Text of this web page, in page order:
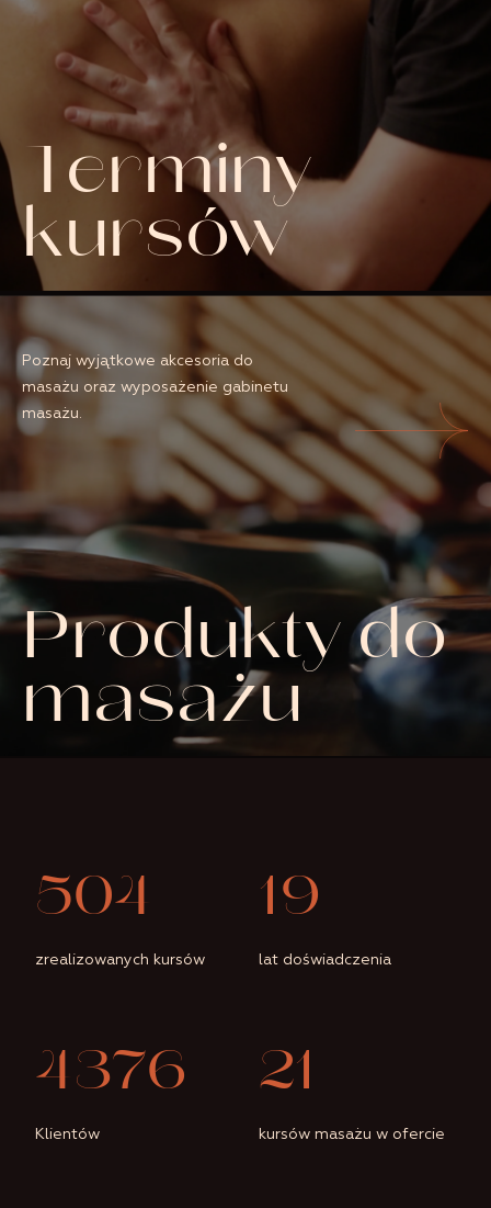
Terminy
kursów
Produkty do
masażu
Poznaj wyjątkowe akcesoria do
masażu oraz wyposażenie gabinetu
masażu.
523
zrealizowanych kursów
20
lat doświadczenia
4537
Klientów
22
kursów masażu w ofercie